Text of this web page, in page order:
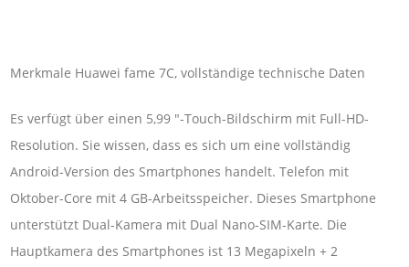
Merkmale Huawei fame 7C, vollständige technische Daten
Es verfügt über einen 5,99 "-Touch-Bildschirm mit Full-HD-
Resolution. Sie wissen, dass es sich um eine vollständig
Android-Version des Smartphones handelt. Telefon mit
Oktober-Core mit 4 GB-Arbeitsspeicher. Dieses Smartphone
unterstützt Dual-Kamera mit Dual Nano-SIM-Karte. Die
Hauptkamera des Smartphones ist 13 Megapixeln + 2